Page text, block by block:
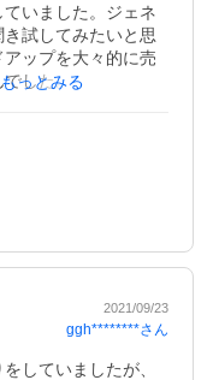
いました。ジェネ
試してみたいと思
ップを大々的に売
した。農家の店と
もっとみる
2021/09/23
ggh********さん
していましたが、